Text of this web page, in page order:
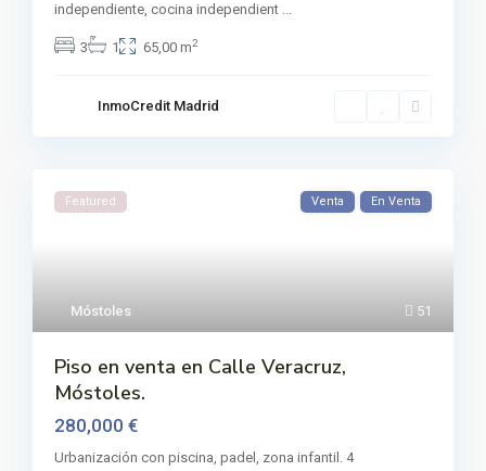
independiente, cocina independient ...
3 1 65,00 m2
InmoCredit Madrid
51
Móstoles
Featured Venta En Venta
Piso en venta en Calle Veracruz,
Móstoles.
280,000 €
Urbanización con piscina, padel, zona infantil. 4